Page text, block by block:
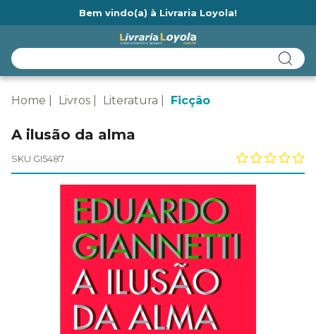
Bem vindo(a) à Livraria Loyola!
Home Livros Literatura Ficção
A ilusão da alma
SKU GI5487